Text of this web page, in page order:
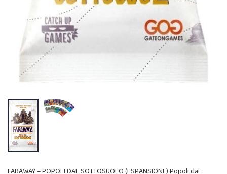
FARAWAY – POPOLI DAL SOTTOSUOLO (ESPANSIONE) Popoli dal